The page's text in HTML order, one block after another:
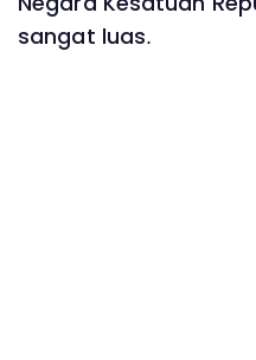
sangat luas.